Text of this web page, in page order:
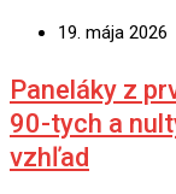
19. mája 2026
Paneláky z
90-tych a
vzhľad